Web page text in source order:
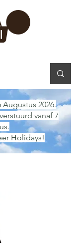
2026.
vanaf 7
Holidays!